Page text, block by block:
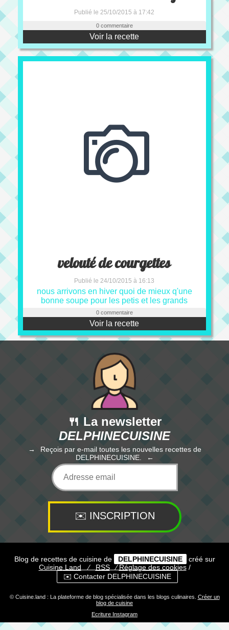
Publié le 25/10/2015 à 17:42
0 commentaire
Voir la recette
velouté de courgettes
Publié le 24/10/2015 à 16:13
nous arrivons en hiver quoi de mieux q'une
bonne soupe pour les petis et les grands
0 commentaire
Voir la recette
🍴 La newsletter
DELPHINECUISINE
Reçois par e-mail toutes les nouvelles recettes de
DELPHINECUISINE.
Blog de recettes de cuisine de DELPHINECUISINE
créé sur
CuisineLand ⁄ RSS ⁄Réglage des cookies/
✉️ Contacter DELPHINECUISINE
© Cuisine.land : La plateforme de blog spécialisée dans les blogs culinaires. Créer un
blog de cuisine
Ecriture Instagram